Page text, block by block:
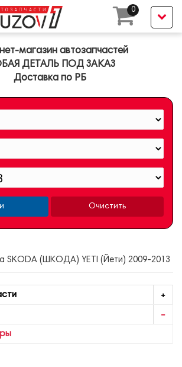
0
магазин автозапчастей
ДЕТАЛЬ ПОД ЗАКАЗ
Доставка по РБ
Очистить
SKODA (ШКОДА) YETI (Йети) 2009-2013